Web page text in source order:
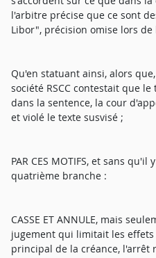
l'arbitre précise que ce sont
Libor", précision omise lors
Qu'en statuant ainsi, alors
société RSCC contestait que
dans la sentence, la cour
et violé le texte susvisé ;
PAR CES MOTIFS, et sans
quatrième branche :
CASSE ET ANNULE, mais
jugement qui limitait les effets
principal de la créance, l'arrêt